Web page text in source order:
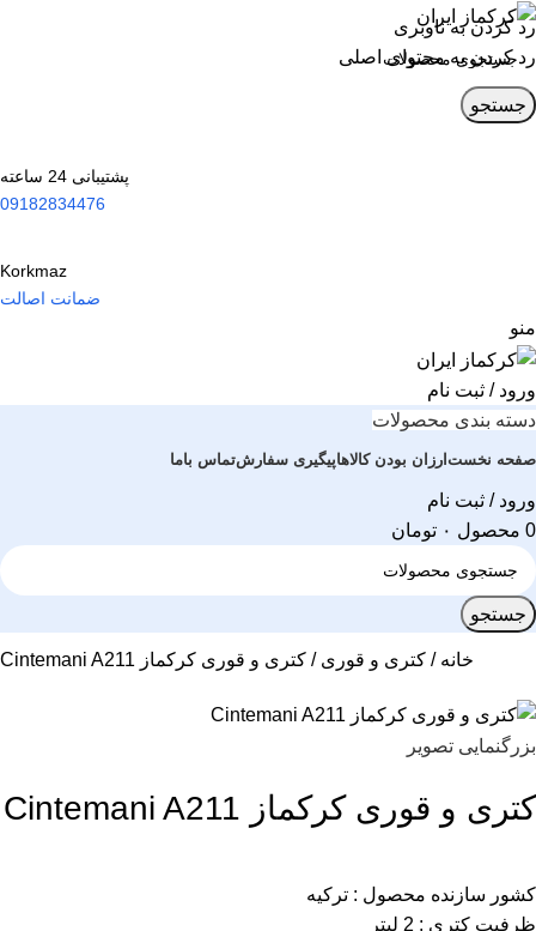
رد کردن به ناوبری
رد کردن به محتوای اصلی
جستجو
پشتیبانی 24 ساعته
09182834476
Korkmaz
ضمانت اصالت
منو
ورود / ثبت نام
دسته بندی محصولات
صفحه نخستارزان بودن کالاهاپیگیری سفارشتماس باما
ورود / ثبت نام
0 محصول ۰ تومان
جستجو
خانه کتری و قوری کتری و قوری کرکماز Cintemani A211
بزرگنمایی تصویر
کتری و قوری کرکماز Cintemani A211
کشور سازنده محصول : ترکیه
ظرفیت کتری : 2 لیتر